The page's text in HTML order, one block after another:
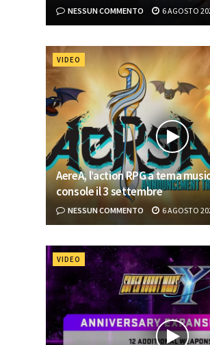
NESSUN COMMENTO 6 AGOSTO
VIDEO
AereA, l’action RPG a tema
console il 3 settembre
NESSUN COMMENTO 6 AGOSTO
VIDEO